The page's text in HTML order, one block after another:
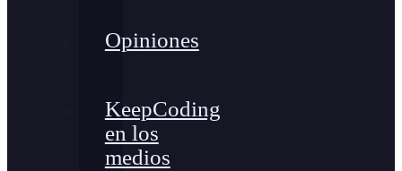
Opiniones
KeepCoding
en los
medios